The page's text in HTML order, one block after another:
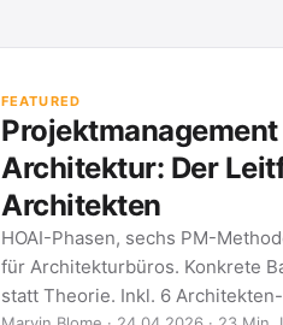
FEATURED
Architektur: Der
Architekten
HOAI-Phasen, sechs PM-
für Architekturbüros. Konkrete
statt Theorie. Inkl. 6 Architekten-